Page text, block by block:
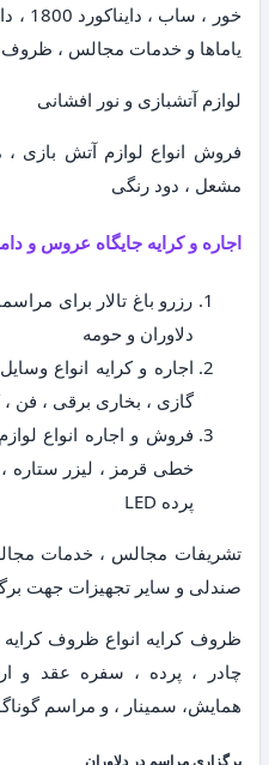
یاماها و خدمات مجالس ، ظروف
لوازم آتشبازی و نور افشانی
فروش انواع لوازم آتش بازی ،
مشعل ، دود رنگی
اجاره و کرایه جایگاه عروس و
رزرو باغ تالار برای
دلاوران و حومه
اجاره و کرایه انواع
گازی ، بخاری برقی ، فن ،
فروش و اجاره انواع
خطی قرمز ، لیزر ستاره
پرده LED
تشریفات مجالس ، خدمات
صندلی و سایر تجهیزات جهت
ظروف کرایه انواع ظروف
چادر ، پرده ، سفره عقد و
همایش، سمینار ، و مراسم
برگزاری مراسم در دلاوران